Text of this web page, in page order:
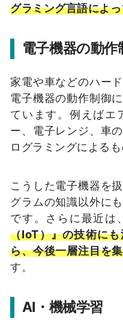
グラミング言語によ
電子機器の動作
家電や車などのハー
電子機器の動作制御
ています。例えばエ
ー、電子レンジ、車
ログラミングによるも
こうした電子機器を
グラムの知識以外に
です。さらに最近は、
（IoT）』の技術に
ら、今後一層注目を
す。
AI・機械学習